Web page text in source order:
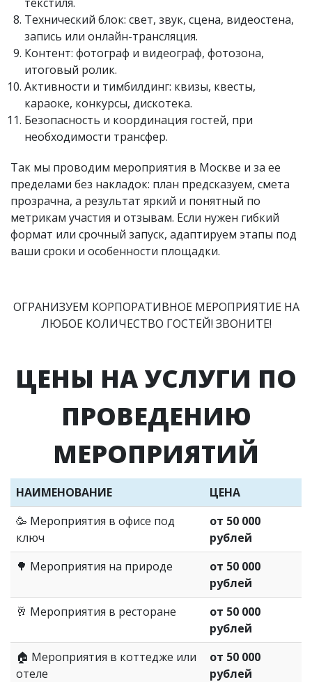
Технический блок: свет, звук, сцена, видеостена,
запись или онлайн-трансляция.
Контент: фотограф и видеограф, фотозона,
итоговый ролик.
Активности и тимбилдинг: квизы, квесты,
караоке, конкурсы, дискотека.
Безопасность и координация гостей, при
необходимости трансфер.
Так мы проводим мероприятия в Москве и за ее
пределами без накладок: план предсказуем, смета
прозрачна, а результат яркий и понятный по
метрикам участия и отзывам. Если нужен гибкий
формат или срочный запуск, адаптируем этапы под
ваши сроки и особенности площадки.
ОГРАНИЗУЕМ КОРПОРАТИВНОЕ МЕРОПРИЯТИЕ НА
ЛЮБОЕ КОЛИЧЕСТВО ГОСТЕЙ! ЗВОНИТЕ!
ЦЕНЫ НА УСЛУГИ ПО
ПРОВЕДЕНИЮ
МЕРОПРИЯТИЙ
НАИМЕНОВАНИЕ
ЦЕНА
🥳 Мероприятия в офисе под
ключ
от 50 000
рублей
🌳 Мероприятия на природе
от 50 000
рублей
🥂 Мероприятия в ресторане
от 50 000
рублей
🏠 Мероприятия в коттедже или
отеле
от 50 000
рублей